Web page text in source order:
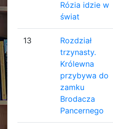
Rózia idzie w
świat
13
Rozdział
trzynasty.
Królewna
przybywa do
zamku
Brodacza
Pancernego